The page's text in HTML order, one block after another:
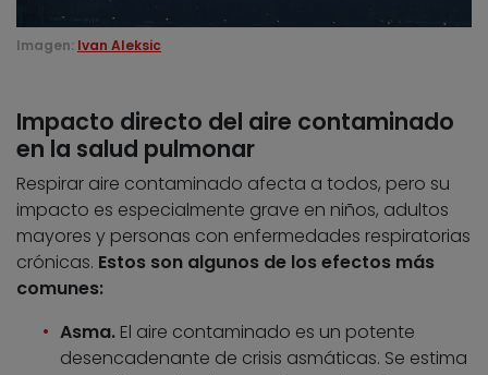
Imagen: Ivan Aleksic
Impacto directo del aire contaminado
en la salud pulmonar
Respirar aire contaminado afecta a todos, pero su
impacto es especialmente grave en niños, adultos
mayores y personas con enfermedades respiratorias
crónicas. Estos son algunos de los efectos más
comunes:
Asma. El aire contaminado es un potente
desencadenante de crisis asmáticas. Se estima